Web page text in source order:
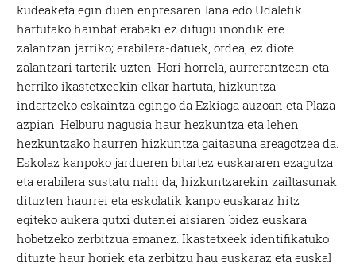
kudeaketa egin duen enpresaren lana edo Udaletik
hartutako hainbat erabaki ez ditugu inondik ere
zalantzan jarriko; erabilera-datuek, ordea, ez diote
zalantzari tarterik uzten. Hori horrela, aurrerantzean eta
herriko ikastetxeekin elkar hartuta, hizkuntza
indartzeko eskaintza egingo da Ezkiaga auzoan eta Plaza
azpian. Helburu nagusia haur hezkuntza eta lehen
hezkuntzako haurren hizkuntza gaitasuna areagotzea da.
Eskolaz kanpoko jardueren bitartez euskararen ezagutza
eta erabilera sustatu nahi da, hizkuntzarekin zailtasunak
dituzten haurrei eta eskolatik kanpo euskaraz hitz
egiteko aukera gutxi dutenei aisiaren bidez euskara
hobetzeko zerbitzua emanez. Ikastetxeek identifikatuko
dituzte haur horiek eta zerbitzu hau euskaraz eta euskal